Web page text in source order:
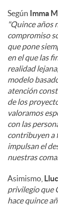
Según Imma
"Quince años
compromiso
que pone
en el que las
realidad
modelo
atención
de los
valoramos
con las
contribuyen a
impulsan el
nuestras
Asimismo,
privilegio que
hace quince